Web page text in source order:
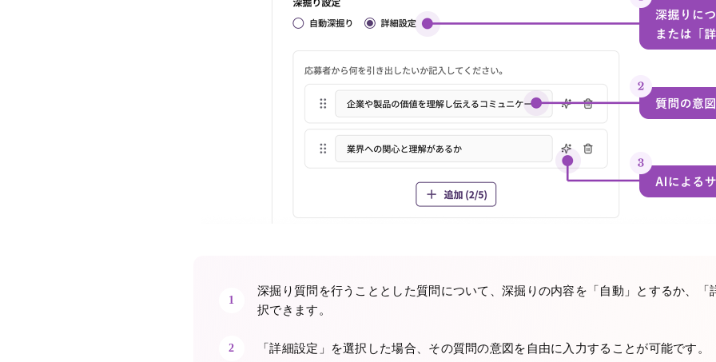
1
深掘り質問を行うこととした質問について、深掘りの内容を「自動」とするか、「
択できます。
2 「詳細設定」を選択した場合、その質問の意図を自由に入力することが可能です。